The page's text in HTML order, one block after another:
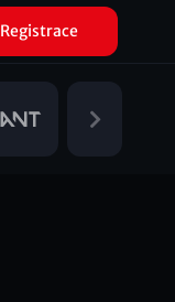
Registrace